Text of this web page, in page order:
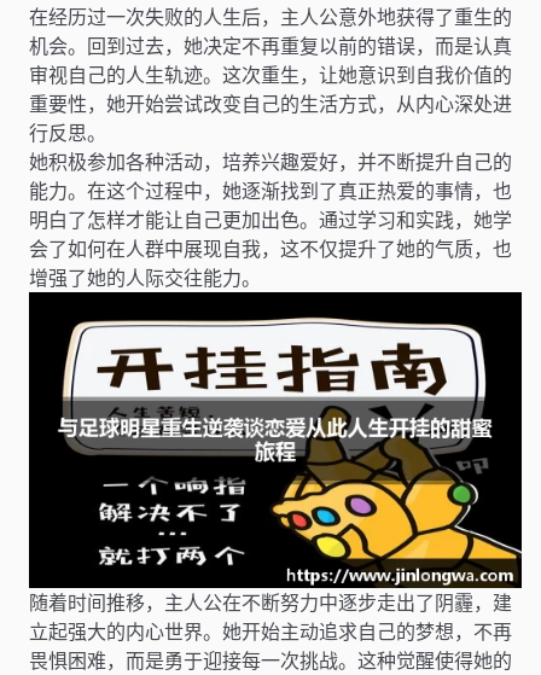
在经历过一次失败的人生后，主人公意外地获得了重生的
机会。回到过去，她决定不再重复以前的错误，而是认真
审视自己的人生轨迹。这次重生，让她意识到自我价值的
重要性，她开始尝试改变自己的生活方式，从内心深处进
行反思。
她积极参加各种活动，培养兴趣爱好，并不断提升自己的
能力。在这个过程中，她逐渐找到了真正热爱的事情，也
明白了怎样才能让自己更加出色。通过学习和实践，她学
会了如何在人群中展现自我，这不仅提升了她的气质，也
增强了她的人际交往能力。
随着时间推移，主人公在不断努力中逐步走出了阴霾，建
立起强大的内心世界。她开始主动追求自己的梦想，不再
畏惧困难，而是勇于迎接每一次挑战。这种觉醒使得她的